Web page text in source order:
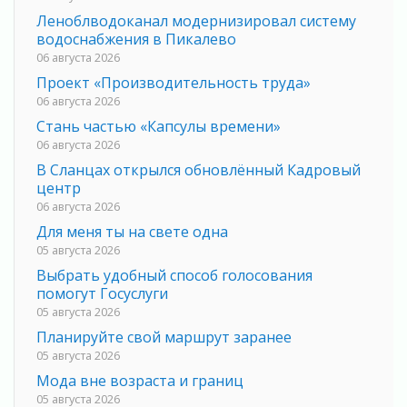
Леноблводоканал модернизировал систему
водоснабжения в Пикалево
06 августа 2026
Проект «Производительность труда»
06 августа 2026
Стань частью «Капсулы времени»
06 августа 2026
В Сланцах открылся обновлённый Кадровый
центр
06 августа 2026
Для меня ты на свете одна
05 августа 2026
Выбрать удобный способ голосования
помогут Госуслуги
05 августа 2026
Планируйте свой маршрут заранее
05 августа 2026
Мода вне возраста и границ
05 августа 2026